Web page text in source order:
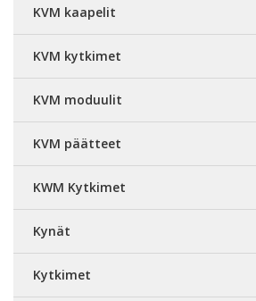
KVM kaapelit
KVM kytkimet
KVM moduulit
KVM päätteet
KWM Kytkimet
Kynät
Kytkimet